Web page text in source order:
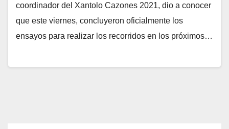
coordinador del Xantolo Cazones 2021, dio a conocer
que este viernes, concluyeron oficialmente los
ensayos para realizar los recorridos en los próximos…